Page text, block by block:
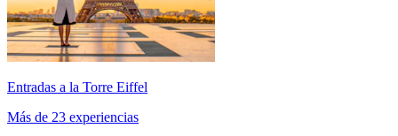
Entradas a la Torre Eiffel
Más de 23 experiencias